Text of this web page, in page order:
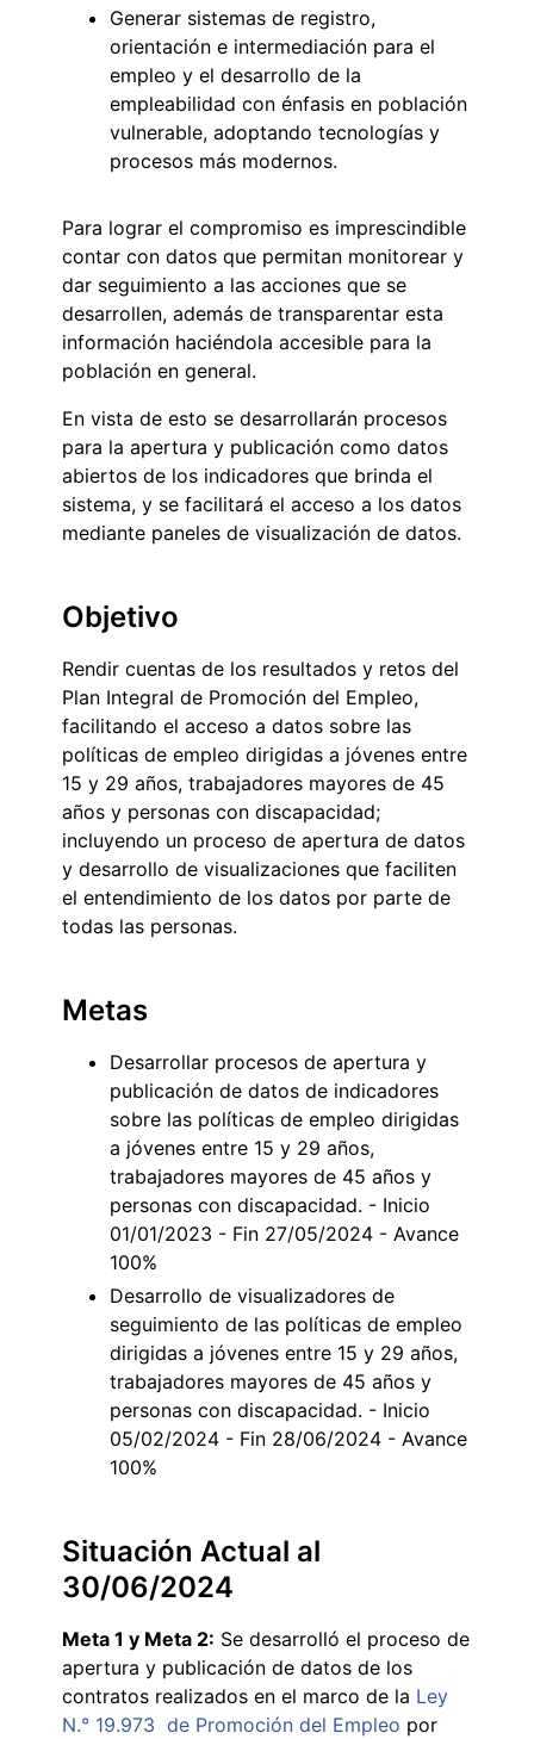
Generar sistemas de registro,
orientación e intermediación para el
empleo y el desarrollo de la
empleabilidad con énfasis en población
vulnerable, adoptando tecnologías y
procesos más modernos.
Para lograr el compromiso es imprescindible
contar con datos que permitan monitorear y
dar seguimiento a las acciones que se
desarrollen, además de transparentar esta
información haciéndola accesible para la
población en general.
En vista de esto se desarrollarán procesos
para la apertura y publicación como datos
abiertos de los indicadores que brinda el
sistema, y se facilitará el acceso a los datos
mediante paneles de visualización de datos.
Objetivo
Rendir cuentas de los resultados y retos del
Plan Integral de Promoción del Empleo,
facilitando el acceso a datos sobre las
políticas de empleo dirigidas a jóvenes entre
15 y 29 años, trabajadores mayores de 45
años y personas con discapacidad;
incluyendo un proceso de apertura de datos
y desarrollo de visualizaciones que faciliten
el entendimiento de los datos por parte de
todas las personas.
Metas
Desarrollar procesos de apertura y
publicación de datos de indicadores
sobre las políticas de empleo dirigidas
a jóvenes entre 15 y 29 años,
trabajadores mayores de 45 años y
personas con discapacidad. - Inicio
01/01/2023 - Fin 27/05/2024 - Avance
100%
Desarrollo de visualizadores de
seguimiento de las políticas de empleo
dirigidas a jóvenes entre 15 y 29 años,
trabajadores mayores de 45 años y
personas con discapacidad. - Inicio
05/02/2024 - Fin 28/06/2024 - Avance
100%
Situación Actual al
30/06/2024
Meta 1 y Meta 2: Se desarrolló el proceso de
apertura y publicación de datos de los
contratos realizados en el marco de la Ley
N.° 19.973 de Promoción del Empleo por